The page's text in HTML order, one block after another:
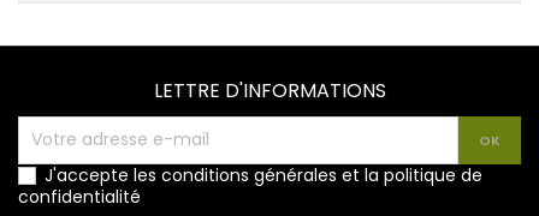
LETTRE D'INFORMATIONS
J'accepte les conditions générales et la politique de
confidentialité